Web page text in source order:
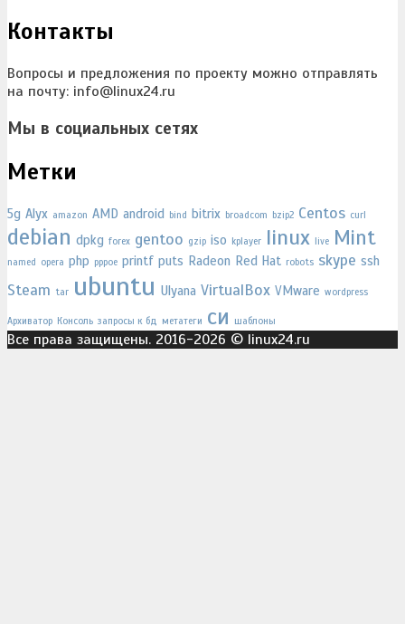
Контакты
Вопросы и предложения по проекту можно отправлять
на почту: info@linux24.ru
Мы в социальных сетях
Метки
5g Alyx amazon AMD android bind bitrix broadcom bzip2 Centos curl
debian dpkg forex gentoo gzip iso kplayer linux live Mint
named opera php pppoe printf puts Radeon Red Hat robots skype ssh
Steam tar ubuntu Ulyana VirtualBox VMware wordpress
Архиватор Консоль запросы к бд метатеги си шаблоны
Все права защищены. 2016-2026 © linux24.ru